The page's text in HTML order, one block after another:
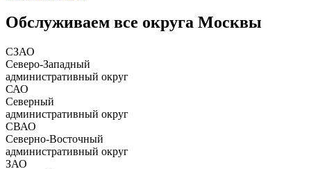
Обслуживаем все округа Москвы
СЗАО
Северо-Западный
административный округ
САО
Северный
административный округ
СВАО
Северно-Восточный
административный округ
ЗАО